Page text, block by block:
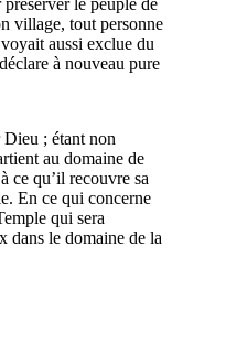
village, tout personne
aussi exclue du
à nouveau pure
Dieu ; étant non
au domaine de
ce qu’il recouvre sa
En ce qui concerne
qui sera
dans le domaine de la